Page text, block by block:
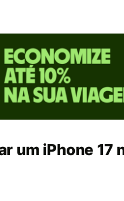
um iPhone 17